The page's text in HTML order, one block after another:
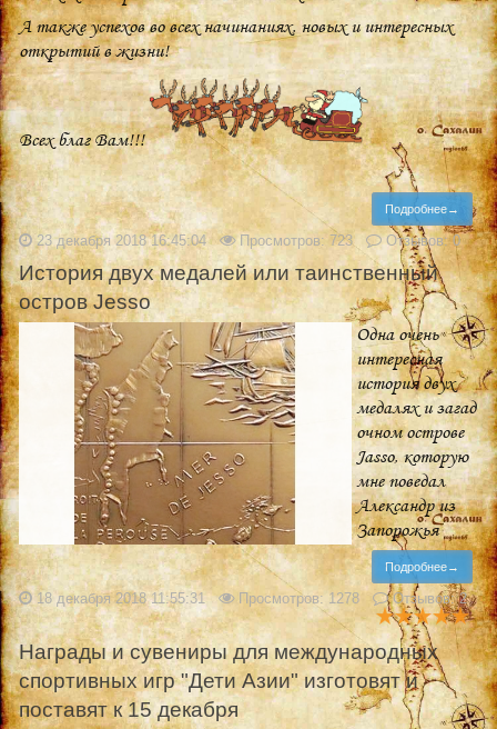
А также успехов во всех начинаниях, новых и интересных
открытий в жизни!
Всех благ Вам!!!
Подробнее→
23 декабря 2018 16:45:04 Просмотров: 723 Отзывов: 0
История двух медалей или таинственный
остров Jesso
Одна очень
интересная
история двух
медалях и загад
очном острове
Jasso, которую
мне поведал
Александр из
Запорожья
Подробнее→
18 декабря 2018 11:55:31 Просмотров: 1278 Отзывов: 2
Награды и сувениры для международных
спортивных игр "Дети Азии" изготовят и
поставят к 15 декабря